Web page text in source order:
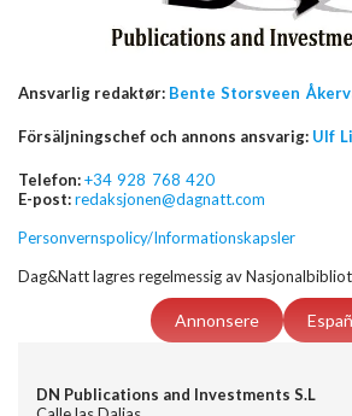
Ansvarlig redaktør: Bente Storsveen
Försäljningschef och annons ansvarig: Ulf
Telefon:+34 928 768 420
E-post:redaksjonen@dagnatt.com
Personvernspolicy/Informationskapsler
Dag&Natt lagres regelmessig av
Annonsere
DN Publications and Investments S.L